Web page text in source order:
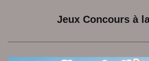
Jeux Concours à